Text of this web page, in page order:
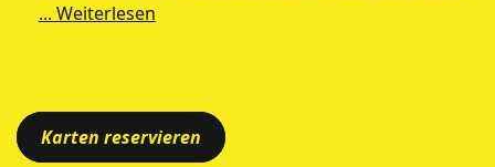
... Weiterlesen
Karten reservieren